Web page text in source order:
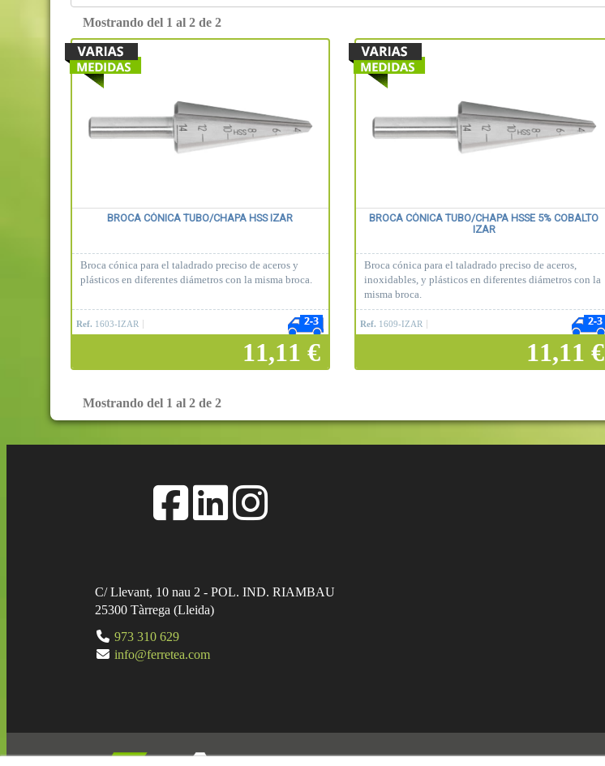
Mostrando del 1 al 2 de 2
BROCA CÓNICA TUBO/CHAPA HSS IZAR
Broca cónica para el taladrado preciso de aceros y
plásticos en diferentes diámetros con la misma broca.
Ref. 1603-IZAR
11,11 €
BROCA CÓNICA TUBO/CHAPA HSSE 5% COBALTO
IZAR
Broca cónica para el taladrado preciso de aceros,
inoxidables, y plásticos en diferentes diámetros con la
misma broca.
Ref. 1609-IZAR
11,11 €
Mostrando del 1 al 2 de 2
C/ Llevant, 10 nau 2 - POL. IND. RIAMBAU
25300 Tàrrega (Lleida)
973 310 629
info@ferretea.com